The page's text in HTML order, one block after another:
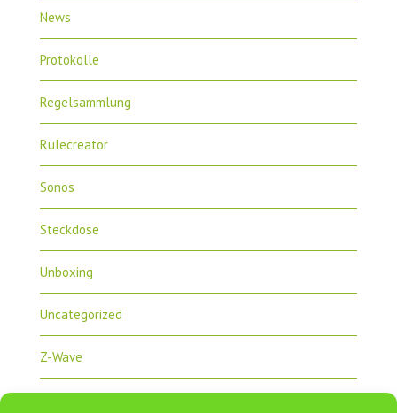
News
Protokolle
Regelsammlung
Rulecreator
Sonos
Steckdose
Unboxing
Uncategorized
Z-Wave